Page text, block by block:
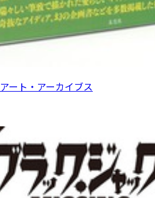
ート・アーカイブス